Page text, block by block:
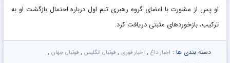
او پس از مشورت با اعضای گروه رهبری تیم اول درباره احتمال بازگشت او به
ترکیب، بازخوردهای مثبتی دریافت کرد.
دسته بندی ها : اخبار داغ , اخبار فوری , فوتبال انگلیس , فوتبال جهان ,